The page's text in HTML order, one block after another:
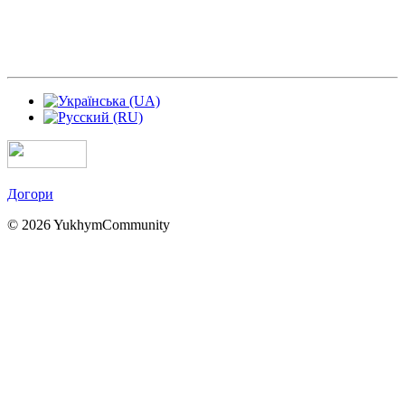
Догори
© 2026 YukhymCommunity